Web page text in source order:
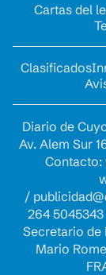
Cartas del
Clasificados
Diario de
Av. Alem Sur
Contacto:
/
264
Secretario de
Mario